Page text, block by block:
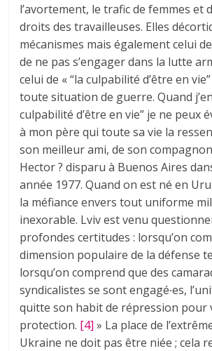
l’avortement, le trafic de femmes et
droits des travailleuses. Elles
mécanismes mais également celui
de ne pas s’engager dans la lutte
celui de « “la culpabilité d’être en
toute situation de guerre. Quand
culpabilité d’être en vie” je ne peux
à mon père qui toute sa vie la
son meilleur ami, de son
Hector ? disparu à Buenos Aires
année 1977. Quand on est né en
la méfiance envers tout uniforme
inexorable. Lviv est venu
profondes certitudes : lorsqu’on
dimension populaire de la défense
lorsqu’on comprend que des
syndicalistes se sont engagé∙es,
quitte son habit de répression pour
protection. [4] » La place de
Ukraine ne doit pas être niée ; cela